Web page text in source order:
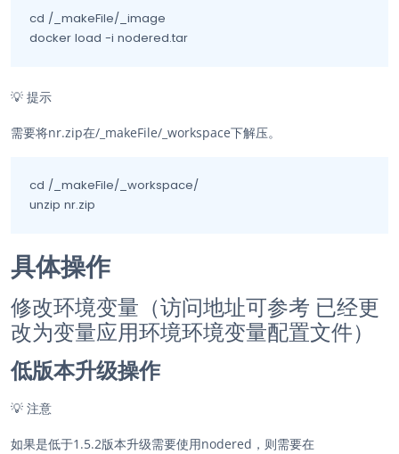
cd /_makeFile/_image
docker load -i nodered.tar
💡 提示
需要将nr.zip在/_makeFile/_workspace下解压。
cd /_makeFile/_workspace/
unzip nr.zip
具体操作
修改环境变量（访问地址可参考 已经更
改为变量应用环境环境变量配置文件）
低版本升级操作
💡 注意
如果是低于1.5.2版本升级需要使用nodered，则需要在